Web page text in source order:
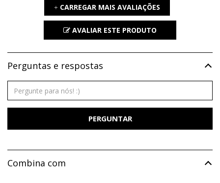
+ CARREGAR MAIS AVALIAÇÕES
AVALIAR ESTE PRODUTO
Perguntas e respostas
PERGUNTAR
Combina com